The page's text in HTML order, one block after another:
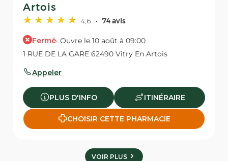
Artois
4,6 74 avis
Fermé· Ouvre le 10 août à 09:00
1 RUE DE LA GARE 62490 Vitry En Artois
Appeler
PLUS D'INFO ITINÉRAIRE
CHOISIR CETTE PHARMACIE
VOIR PLUS